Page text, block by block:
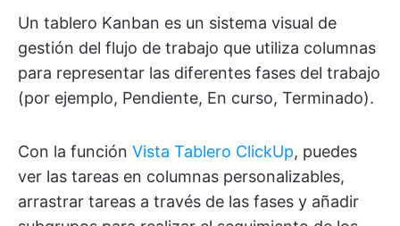
Un tablero Kanban es un sistema visual de
gestión del flujo de trabajo que utiliza columnas
para representar las diferentes fases del trabajo
(por ejemplo, Pendiente, En curso, Terminado).
Con la función Vista Tablero ClickUp, puedes
ver las tareas en columnas personalizables,
arrastrar tareas a través de las fases y añadir